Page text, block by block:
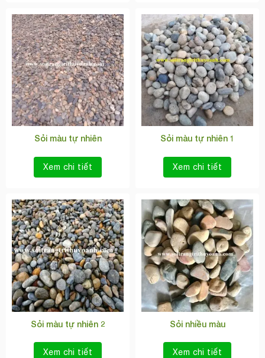
Sỏi màu tự nhiên
Xem chi tiết
Sỏi màu tự nhiên 1
Xem chi tiết
Sỏi màu tự nhiên 2
Xem chi tiết
Sỏi nhiều màu
Xem chi tiết